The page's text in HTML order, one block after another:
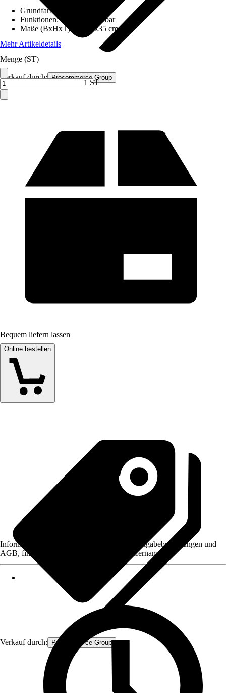
Verkauf durch: Procommerce Group
Grundfarbe
Funktionen:Höhenverstellbar
Maße (BxHxT)
55x35x35 cm
Mehr Artikeldetails
Menge (ST)
1 ST
Bequem liefern lassen
Online bestellen
Verkauf durch: Procommerce Group
Informationen des Verkäufers, wie z. B. Rückgabebedingungen und
AGB, finden Sie bei Klick auf den Verkäufernamen.